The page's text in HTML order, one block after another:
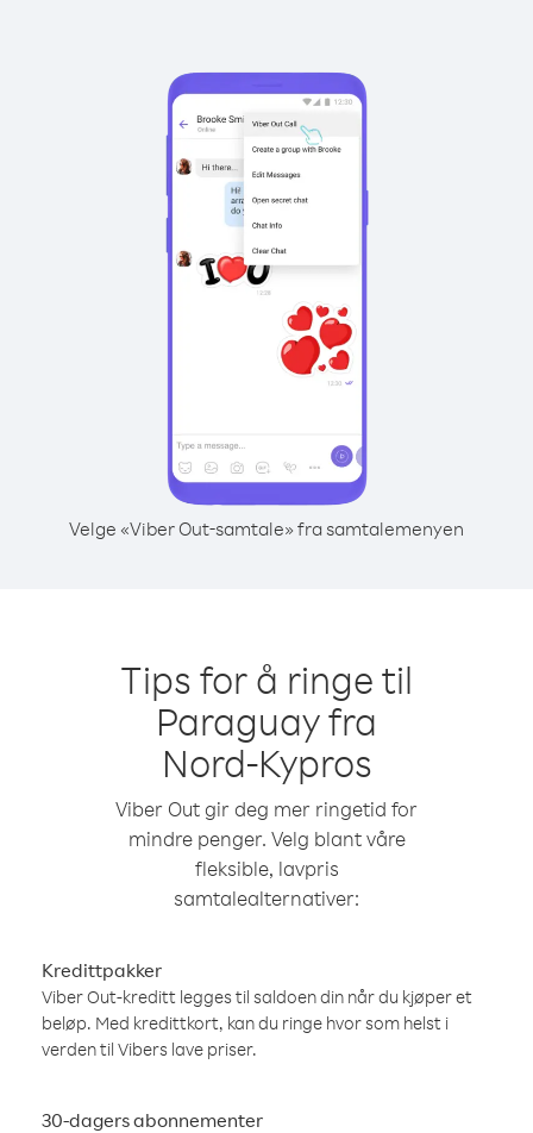
Velge «Viber Out-samtale» fra samtalemenyen
Tips for å ringe til
Paraguay fra
Nord-Kypros
Viber Out gir deg mer ringetid for
mindre penger. Velg blant våre
fleksible, lavpris
samtalealternativer:
Kredittpakker
Viber Out-kreditt legges til saldoen din når du kjøper et
beløp. Med kredittkort, kan du ringe hvor som helst i
verden til Vibers lave priser.
30-dagers abonnementer